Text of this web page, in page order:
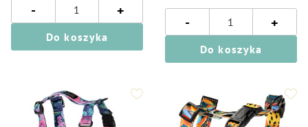
- +
Do koszyka
- +
Do koszyka